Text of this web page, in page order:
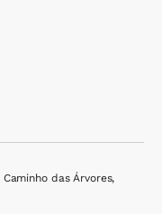
das Árvores,